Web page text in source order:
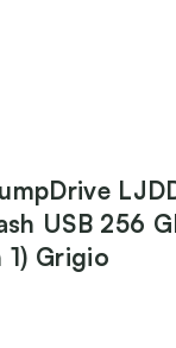
USB 256
1) Grigio